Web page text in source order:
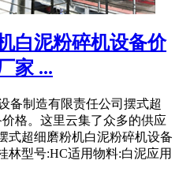
白泥粉碎机设备价
家 ...
备制造有限责任公司摆式超
格。这里云集了众多的供应
式超细磨粉机白泥粉碎机设备
林型号:HC适用物料:白泥应用